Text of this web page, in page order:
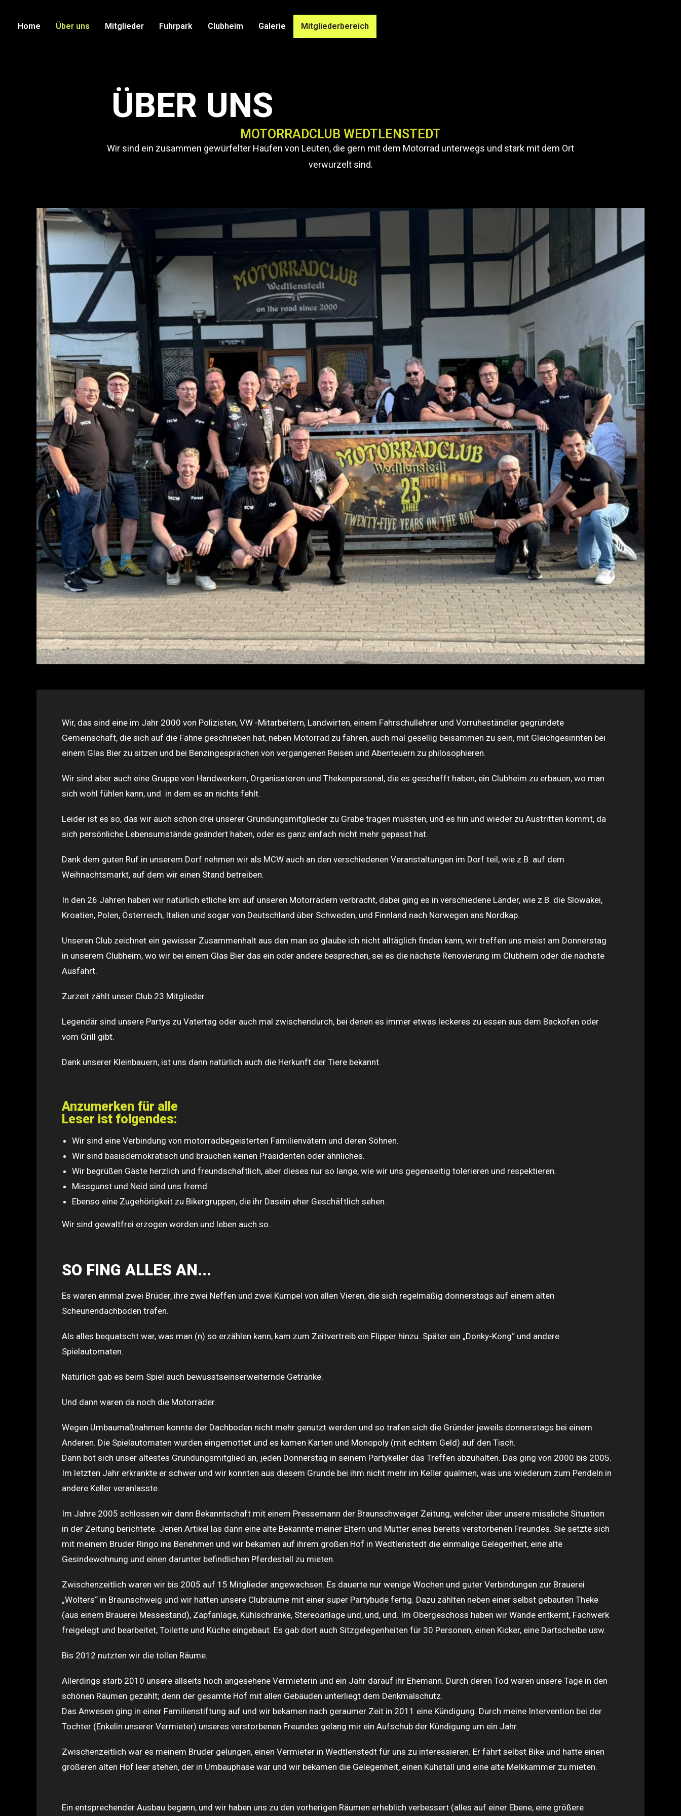
Home Über uns Mitglieder Fuhrpark Clubheim Galerie Mitgliederbereich
ÜBER UNS
MOTORRADCLUB WEDTLENSTEDT
Wir sind ein zusammen gewürfelter Haufen von Leuten, die gern mit dem Motorrad unterwegs und stark mit dem Ort
verwurzelt sind.
Wir, das sind eine im Jahr 2000 von Polizisten, VW -Mitarbeitern, Landwirten, einem Fahrschullehrer und Vorruheständler gegründete
Gemeinschaft, die sich auf die Fahne geschrieben hat, neben Motorrad zu fahren, auch mal gesellig beisammen zu sein, mit Gleichgesinnten bei
einem Glas Bier zu sitzen und bei Benzingesprächen von vergangenen Reisen und Abenteuern zu philosophieren.
Wir sind aber auch eine Gruppe von Handwerkern, Organisatoren und Thekenpersonal, die es geschafft haben, ein Clubheim zu erbauen, wo man
sich wohl fühlen kann, und in dem es an nichts fehlt.
Leider ist es so, das wir auch schon drei unserer Gründungsmitglieder zu Grabe tragen mussten, und es hin und wieder zu Austritten kommt, da
sich persönliche Lebensumstände geändert haben, oder es ganz einfach nicht mehr gepasst hat.
Dank dem guten Ruf in unserem Dorf nehmen wir als MCW auch an den verschiedenen Veranstaltungen im Dorf teil, wie z.B. auf dem
Weihnachtsmarkt, auf dem wir einen Stand betreiben.
In den 26 Jahren haben wir natürlich etliche km auf unseren Motorrädern verbracht, dabei ging es in verschiedene Länder, wie z.B. die Slowakei,
Kroatien, Polen, Österreich, Italien und sogar von Deutschland über Schweden, und Finnland nach Norwegen ans Nordkap.
Unseren Club zeichnet ein gewisser Zusammenhalt aus den man so glaube ich nicht alltäglich finden kann, wir treffen uns meist am Donnerstag
in unserem Clubheim, wo wir bei einem Glas Bier das ein oder andere besprechen, sei es die nächste Renovierung im Clubheim oder die nächste
Ausfahrt.
Zurzeit zählt unser Club 23 Mitglieder.
Legendär sind unsere Partys zu Vatertag oder auch mal zwischendurch, bei denen es immer etwas leckeres zu essen aus dem Backofen oder
vom Grill gibt.
Dank unserer Kleinbauern, ist uns dann natürlich auch die Herkunft der Tiere bekannt.
Anzumerken für alle
Leser ist folgendes:
Wir sind eine Verbindung von motorradbegeisterten Familienvätern und deren Söhnen.
Wir sind basisdemokratisch und brauchen keinen Präsidenten oder ähnliches.
Wir begrüßen Gäste herzlich und freundschaftlich, aber dieses nur so lange, wie wir uns gegenseitig tolerieren und respektieren.
Missgunst und Neid sind uns fremd.
Ebenso eine Zugehörigkeit zu Bikergruppen, die ihr Dasein eher Geschäftlich sehen.
Wir sind gewaltfrei erzogen worden und leben auch so.
SO FING ALLES AN...
Es waren einmal zwei Brüder, ihre zwei Neffen und zwei Kumpel von allen Vieren, die sich regelmäßig donnerstags auf einem alten
Scheunendachboden trafen.
Als alles bequatscht war, was man (n) so erzählen kann, kam zum Zeitvertreib ein Flipper hinzu. Später ein „Donky-Kong“ und andere
Spielautomaten.
Natürlich gab es beim Spiel auch bewusstseinserweiternde Getränke.
Und dann waren da noch die Motorräder.
Wegen Umbaumaßnahmen konnte der Dachboden nicht mehr genutzt werden und so trafen sich die Gründer jeweils donnerstags bei einem
Anderen. Die Spielautomaten wurden eingemottet und es kamen Karten und Monopoly (mit echtem Geld) auf den Tisch.
Dann bot sich unser ältestes Gründungsmitglied an, jeden Donnerstag in seinem Partykeller das Treffen abzuhalten. Das ging von 2000 bis 2005.
Im letzten Jahr erkrankte er schwer und wir konnten aus diesem Grunde bei ihm nicht mehr im Keller qualmen, was uns wiederum zum Pendeln in
andere Keller veranlasste.
Im Jahre 2005 schlossen wir dann Bekanntschaft mit einem Pressemann der Braunschweiger Zeitung, welcher über unsere missliche Situation
in der Zeitung berichtete. Jenen Artikel las dann eine alte Bekannte meiner Eltern und Mutter eines bereits verstorbenen Freundes. Sie setzte sich
mit meinem Bruder Ringo ins Benehmen und wir bekamen auf ihrem großen Hof in Wedtlenstedt die einmalige Gelegenheit, eine alte
Gesindewohnung und einen darunter befindlichen Pferdestall zu mieten.
Zwischenzeitlich waren wir bis 2005 auf 15 Mitglieder angewachsen. Es dauerte nur wenige Wochen und guter Verbindungen zur Brauerei
„Wolters“ in Braunschweig und wir hatten unsere Clubräume mit einer super Partybude fertig. Dazu zählten neben einer selbst gebauten Theke
(aus einem Brauerei Messestand), Zapfanlage, Kühlschränke, Stereoanlage und, und, und. Im Obergeschoss haben wir Wände entkernt, Fachwerk
freigelegt und bearbeitet, Toilette und Küche eingebaut. Es gab dort auch Sitzgelegenheiten für 30 Personen, einen Kicker, eine Dartscheibe usw.
Bis 2012 nutzten wir die tollen Räume.
Allerdings starb 2010 unsere allseits hoch angesehene Vermieterin und ein Jahr darauf ihr Ehemann. Durch deren Tod waren unsere Tage in den
schönen Räumen gezählt; denn der gesamte Hof mit allen Gebäuden unterliegt dem Denkmalschutz.
Das Anwesen ging in einer Familienstiftung auf und wir bekamen nach geraumer Zeit in 2011 eine Kündigung. Durch meine Intervention bei der
Tochter (Enkelin unserer Vermieter) unseres verstorbenen Freundes gelang mir ein Aufschub der Kündigung um ein Jahr.
Zwischenzeitlich war es meinem Bruder gelungen, einen Vermieter in Wedtlenstedt für uns zu interessieren. Er fährt selbst Bike und hatte einen
größeren alten Hof leer stehen, der in Umbauphase war und wir bekamen die Gelegenheit, einen Kuhstall und eine alte Melkkammer zu mieten.
Ein entsprechender Ausbau begann, und wir haben uns zu den vorherigen Räumen erheblich verbessert (alles auf einer Ebene, eine größere